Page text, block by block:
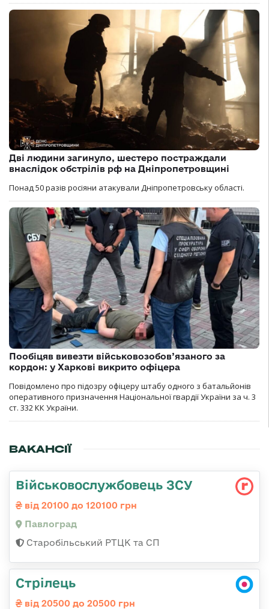
Дві людини загинуло, шестеро постраждали
внаслідок обстрілів рф на Дніпропетровщині
Понад 50 разів росіяни атакували Дніпропетровську області.
Пообіцяв вивезти військовозобов’язаного за
кордон: у Харкові викрито офіцера
Повідомлено про підозру офіцеру штабу одного з батальйонів
оперативного призначення Національної гвардії України за ч. 3
ст. 332 КК України.
ВАКАНСІЇ
Військовослужбовець ЗСУ
від 20100 до 120100 грн
Павлоград
Старобільський РТЦК та СП
Стрілець
від 20500 до 20500 грн